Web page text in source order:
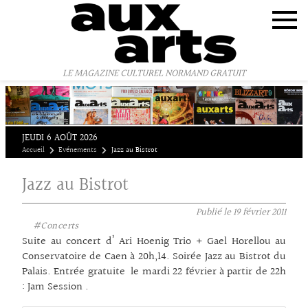
LE MAGAZINE CULTUREL NORMAND GRATUIT
JEUDI 6 AOÛT 2026
Accueil Evénements Jazz au Bistrot
Jazz au Bistrot
Publié le19 février 2011
#Concerts
Suite au concert d’ Ari Hoenig Trio + Gael Horellou au
Conservatoire de Caen à 20h,14. Soirée Jazz au Bistrot du
Palais. Entrée gratuite le mardi 22 février à partir de 22h
: Jam Session .
Panneau de gestion des cookies